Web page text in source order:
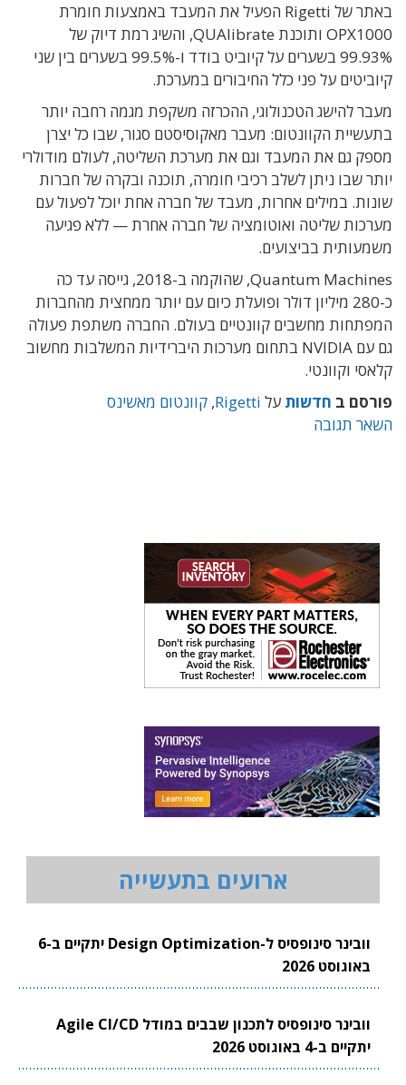
באתר של Rigetti הפעיל את המעבד באמצעות חומרת
OPX1000 ותוכנת QUAlibrate, והשיג רמת דיוק של
99.93% בשערים על קיוביט בודד ו-99.5% בשערים בין שני
קיוביטים על פני כלל החיבורים במערכת.
מעבר להישג הטכנולוגי, ההכרזה משקפת מגמה רחבה יותר
בתעשיית הקוונטום: מעבר מאקוסיסטם סגור, שבו כל יצרן
מספק גם את המעבד וגם את מערכת השליטה, לעולם מודולרי
יותר שבו ניתן לשלב רכיבי חומרה, תוכנה ובקרה של חברות
שונות. במילים אחרות, מעבד של חברה אחת יוכל לפעול עם
מערכות שליטה ואוטומציה של חברה אחרת — ללא פגיעה
משמעותית בביצועים.
Quantum Machines, שהוקמה ב-2018, גייסה עד כה
כ-280 מיליון דולר ופועלת כיום עם יותר ממחצית מהחברות
המפתחות מחשבים קוונטיים בעולם. החברה משתפת פעולה
גם עם NVIDIA בתחום מערכות היברידיות המשלבות מחשוב
קלאסי וקוונטי.
פורסם ב חדשות על Rigetti
, קוונטום מאשינס
השאר תגובה
ארועים בתעשייה
וובינר סינופסיס ל-Design Optimization יתקיים ב-6
באוגוסט 2026
וובינר סינופסיס לתכנון שבבים במודל Agile CI/CD
יתקיים ב-4 באוגוסט 2026